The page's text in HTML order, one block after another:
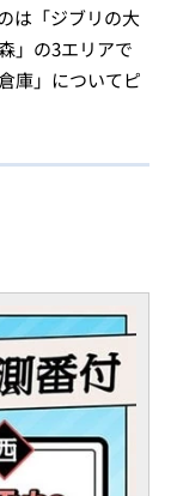
は「ジブリの大
」の3エリアで
庫」についてピ